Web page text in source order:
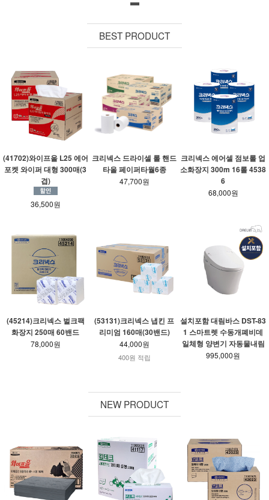
BEST PRODUCT
(41702)와이프올 L25 에어
포켓 와이퍼 대형 300매(3
겹)
36,500원
크리넥스 드라이셀 롤 핸드
타올 페이퍼타월6종
47,700원
크리넥스 에어셀 점보롤 업
소화장지 300m 16롤 4538
6
68,000원
(45214)크리넥스 벌크팩
화장지 250매 60밴드
78,000원
(53131)크리넥스 냅킨 프
리미엄 160매(30밴드)
44,000원
400원 적립
설치포함 대림바스 DST-83
1 스마트렛 수동개폐비데
일체형 양변기 자동물내림
995,000원
NEW PRODUCT